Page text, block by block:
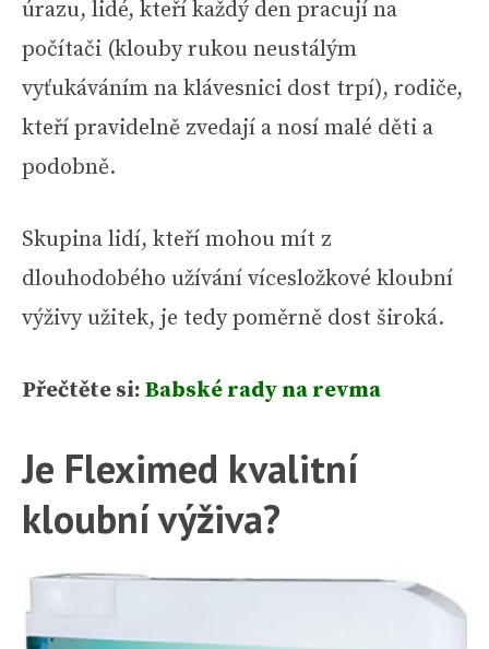
úrazu, lidé, kteří každý den pracují na
počítači (klouby rukou neustálým
vyťukáváním na klávesnici dost trpí), rodiče,
kteří pravidelně zvedají a nosí malé děti a
podobně.
Skupina lidí, kteří mohou mít z
dlouhodobého užívání vícesložkové kloubní
výživy užitek, je tedy poměrně dost široká.
Přečtěte si: Babské rady na revma
Je Fleximed kvalitní
kloubní výživa?